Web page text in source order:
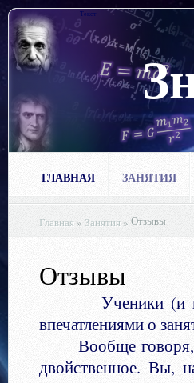
Текст
ГЛАВНАЯ ЗАНЯТИЯ
Главная» Занятия » Отзывы
Отзывы
Ученики (и их
впечатлениями о
Вообще говоря, к
двойственное. Вы,